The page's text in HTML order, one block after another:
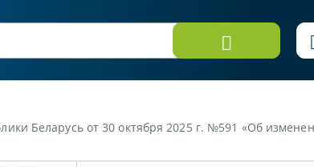
от 30 октября 2025 г. №591 «Об изменении